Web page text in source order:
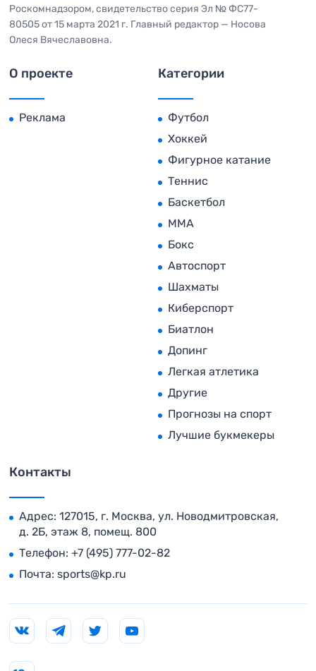
Роскомнадзором, свидетельство серия Эл № ФС77-
80505 от 15 марта 2021 г. Главный редактор — Носова
Олеся Вячеславовна.
О проекте
Реклама
Категории
Футбол
Хоккей
Фигурное катание
Теннис
Баскетбол
MMA
Бокс
Автоспорт
Шахматы
Киберспорт
Биатлон
Допинг
Легкая атлетика
Другие
Прогнозы на спорт
Лучшие букмекеры
Контакты
Адрес: 127015, г. Москва, ул. Новодмитровская,
д. 2Б, этаж 8, помещ. 800
Телефон: +7 (495) 777-02-82
Почта: sports@kp.ru